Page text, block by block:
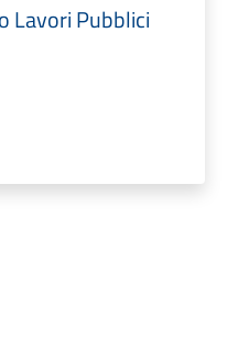
Lavori Pubblici